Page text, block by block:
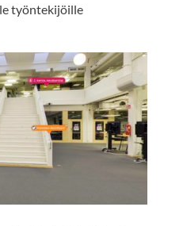
työntekijöille